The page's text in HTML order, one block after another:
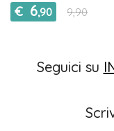
€ 6,90 9,90
Seguici su